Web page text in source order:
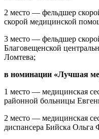
2 место — фельдшер
скорой медицинской
3 место — фельдшер
Благовещенской
Ломтева;
в номинации «Лучшая
1 место — медицинская
районной больницы
2 место — медицинская
диспансера Бийска Ольга